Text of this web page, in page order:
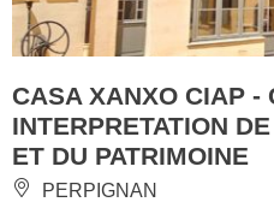
CASA XANXO CIAP -
INTERPRETATION
ET DU PATRIMOINE
PERPIGNAN